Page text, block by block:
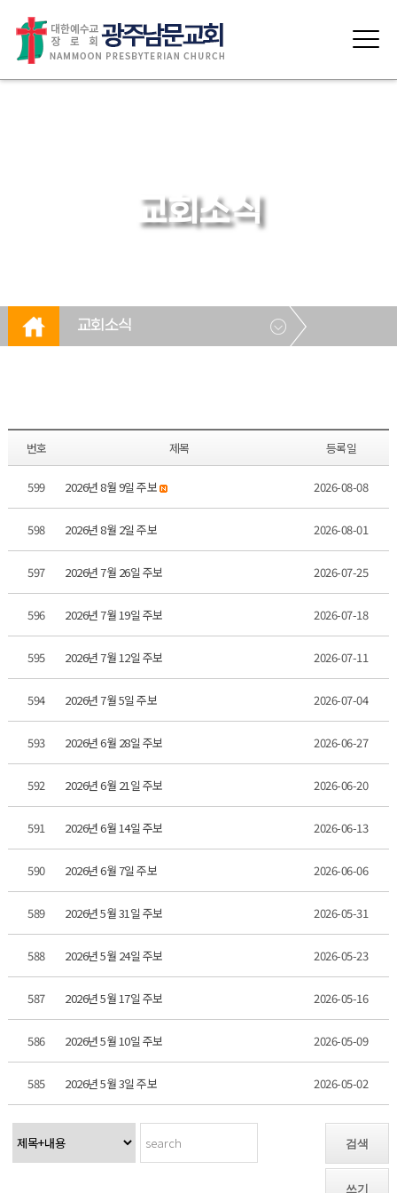
교회소식
교회소식
번호 제목 등록일
599 2026년 8월 9일 주보 2026-08-08
598 2026년 8월 2일 주보 2026-08-01
597 2026년 7월 26일 주보 2026-07-25
596 2026년 7월 19일 주보 2026-07-18
595 2026년 7월 12일 주보 2026-07-11
594 2026년 7월 5일 주보 2026-07-04
593 2026년 6월 28일 주보 2026-06-27
592 2026년 6월 21일 주보 2026-06-20
591 2026년 6월 14일 주보 2026-06-13
590 2026년 6월 7일 주보 2026-06-06
589 2026년 5월 31일 주보 2026-05-31
588 2026년 5월 24일 주보 2026-05-23
587 2026년 5월 17일 주보 2026-05-16
586 2026년 5월 10일 주보 2026-05-09
585 2026년 5월 3일 주보 2026-05-02
검색
쓰기